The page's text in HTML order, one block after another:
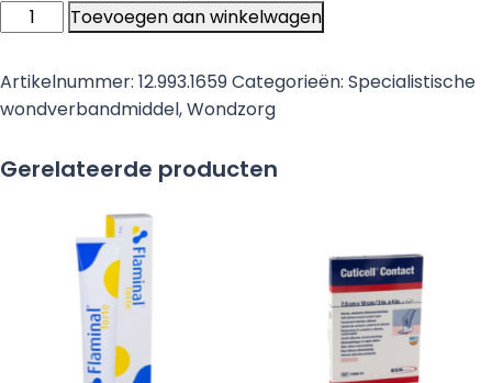
ADAPTIC
TOUCH
silicone
wondcontactlaag,
12.7cm
15cm,
Toevoegen aan winkelwagen
Artikelnummer: 12.993.1659Categorieën: Specialistische
wondverbandmiddel,Wondzorg
Gerelateerde producten